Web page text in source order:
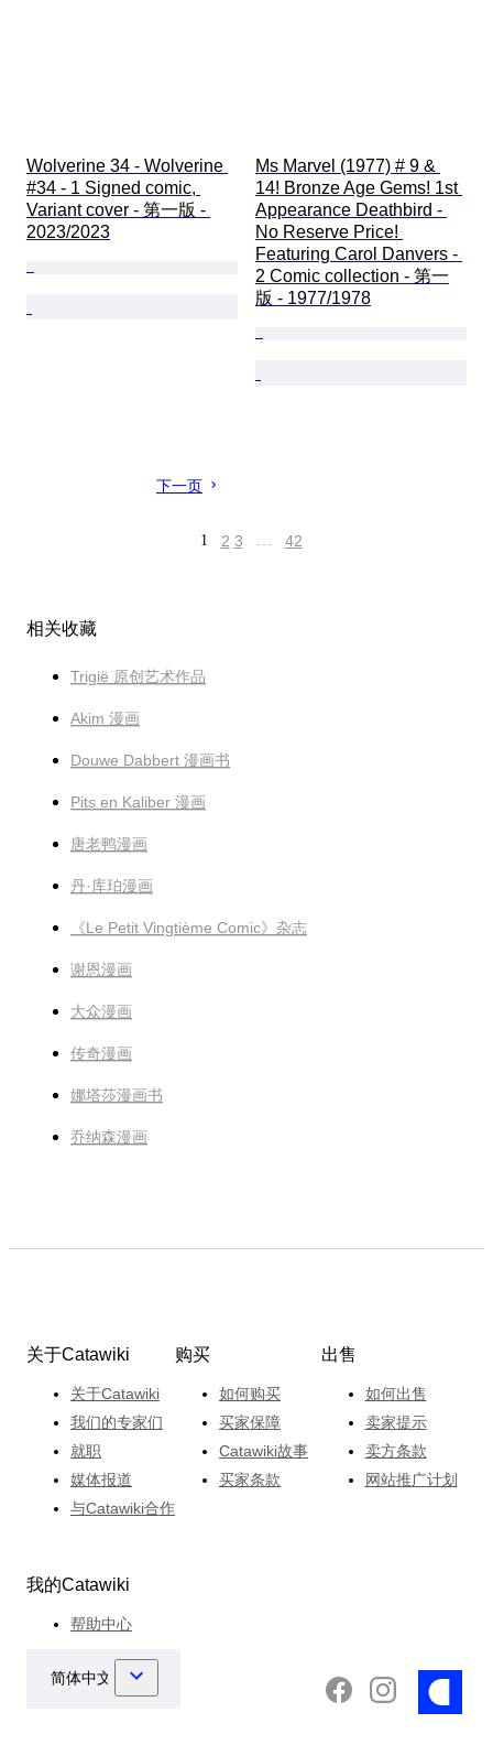
Wolverine 34 - Wolverine
#34 - 1 Signed comic,
Variant cover - 第一版 -
2023/2023
Ms Marvel (1977) # 9 &
14! Bronze Age Gems! 1st
Appearance Deathbird -
No Reserve Price!
Featuring Carol Danvers -
2 Comic collection - 第一
版 - 1977/1978
下一页
1 2 3 … 42
相关收藏
Trigië 原创艺术作品
Akim 漫画
Douwe Dabbert 漫画书
Pits en Kaliber 漫画
唐老鸭漫画
丹·库珀漫画
《Le Petit Vingtième Comic》杂志
谢恩漫画
大众漫画
传奇漫画
娜塔莎漫画书
乔纳森漫画
关于Catawiki
关于Catawiki
我们的专家们
就职
媒体报道
与Catawiki合作
购买
如何购买
买家保障
Catawiki故事
买家条款
出售
如何出售
卖家提示
卖方条款
网站推广计划
我的Catawiki
帮助中心